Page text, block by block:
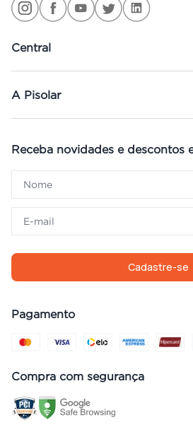
Central
A Pisolar
Receba novidades e descontos
Cadastre-se
Pagamento
Compra com segurança